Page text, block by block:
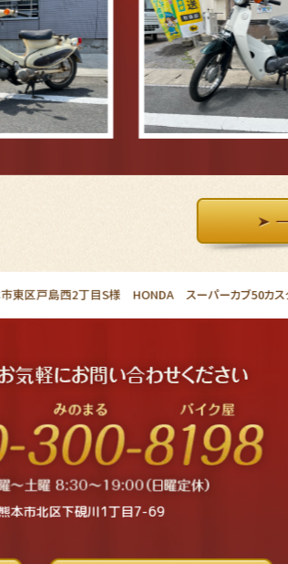
東区戸島西2丁目S様 HONDA スーパーカブ50
市北区下硯川1丁目7-69